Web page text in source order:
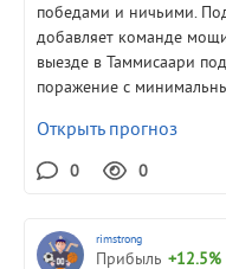
победами и ничьими.
добавляет команде
выезде в Таммисаари
поражение с
Открыть прогноз
0 0
rimstrong
Прибыль +12.5%